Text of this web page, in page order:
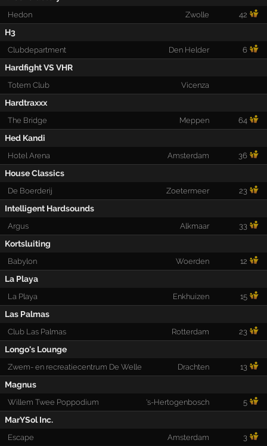
Hedon Zwolle 42
H3
Clubdepartment Den Helder 6
Hardfight VS VHR
Totem Club Vicenza
Hardtraxxx
The Bridge Meppen 64
Hed Kandi
Hotel Arena Amsterdam 36
House Classics
De Boerderij Zoetermeer 23
Intelligent Hardsounds
Argus Alkmaar 33
Kortsluiting
Babylon Woerden 12
La Playa
La Playa Enkhuizen 15
Las Palmas
Club Las Palmas Rotterdam 23
Longo's Lounge
Zwem- en recreatiecentrum De Welle Drachten 13
Magnus
Willem Twee Poppodium 's-Hertogenbosch 5
MarYSol Inc.
Escape Amsterdam 3